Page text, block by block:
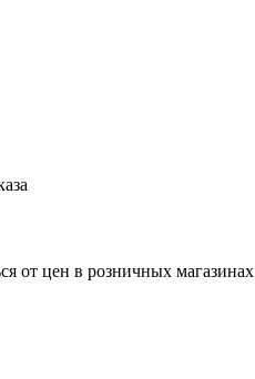
от цен в розничных магазинах